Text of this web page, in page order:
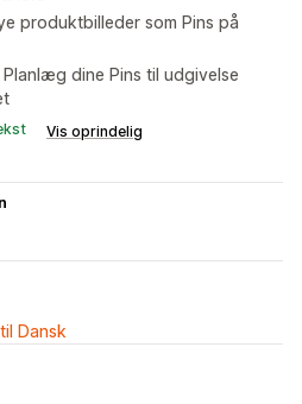
produktbilleder som Pins på
dine Pins til udgivelse
Vis oprindelig
Dansk